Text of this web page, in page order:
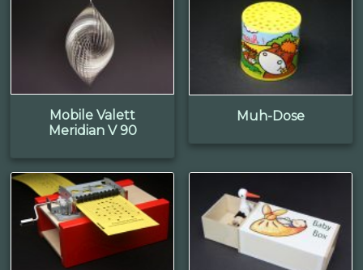
Mobile Valett
Meridian V 90
Muh-Dose